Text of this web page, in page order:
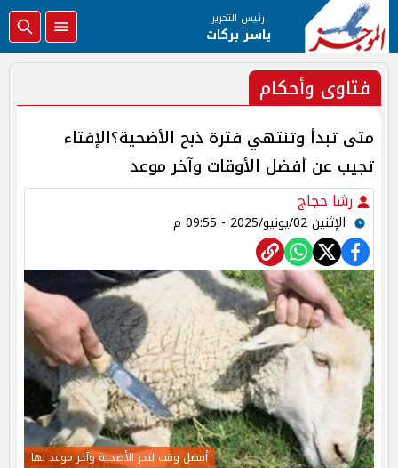
رئيس التحرير
ياسر بركات
فتاوى وأحكام
متى تبدأ وتنتهي فترة ذبح الأضحية؟الإفتاء
تجيب عن أفضل الأوقات وآخر موعد
رشا حجاج
الإثنين 02/يونيو/2025 - 09:55 م
أفضل وقت لنحر الأضحية وآخر موعد لها